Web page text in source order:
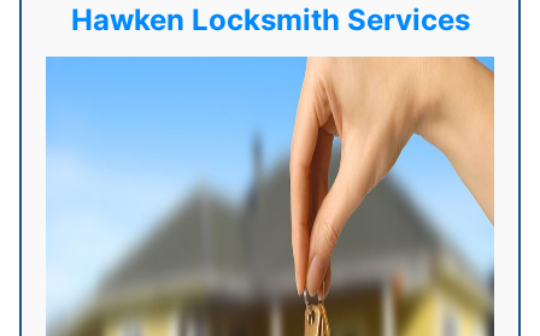
Hawken Locksmith Services